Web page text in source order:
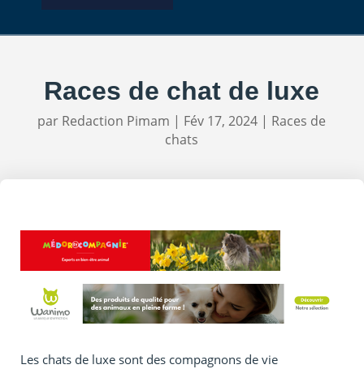
Races de chat de luxe
par Redaction Pimam | Fév 17, 2024 | Races de
chats
Les chats de luxe sont des compagnons de vie